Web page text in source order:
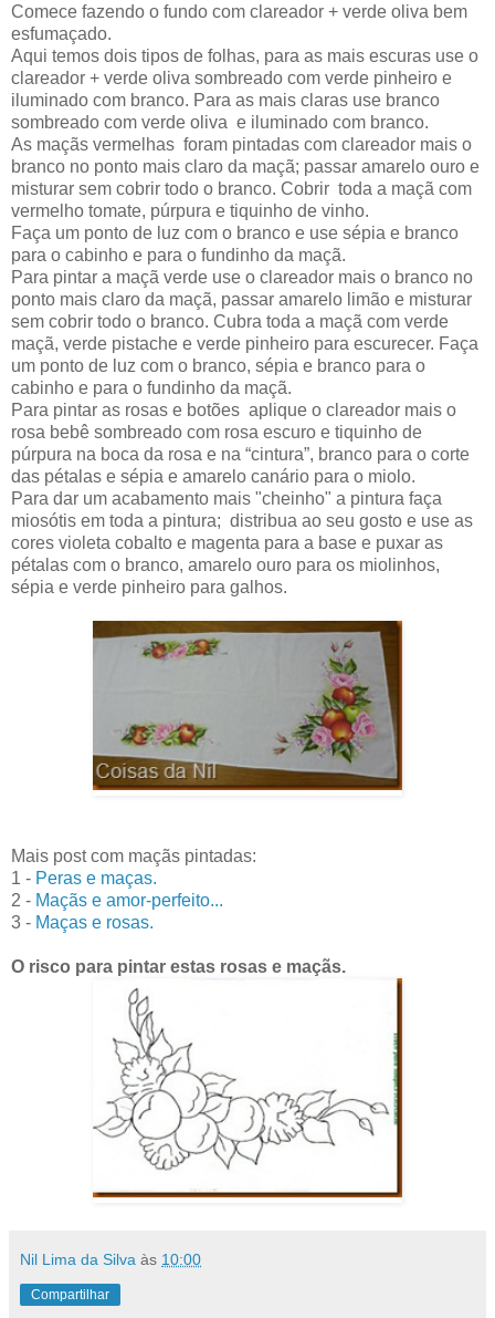
Comece fazendo o fundo com clareador + verde oliva bem
esfumaçado.
Aqui temos dois tipos de folhas, para as mais escuras use o
clareador + verde oliva sombreado com verde pinheiro e
iluminado com branco. Para as mais claras use branco
sombreado com verde oliva e iluminado com branco.
As maçãs vermelhas foram pintadas com clareador mais o
branco no ponto mais claro da maçã; passar amarelo ouro e
misturar sem cobrir todo o branco. Cobrir toda a maçã com
vermelho tomate, púrpura e tiquinho de vinho.
Faça um ponto de luz com o branco e use sépia e branco
para o cabinho e para o fundinho da maçã.
Para pintar a maçã verde use o clareador mais o branco no
ponto mais claro da maçã, passar amarelo limão e misturar
sem cobrir todo o branco. Cubra toda a maçã com verde
maçã, verde pistache e verde pinheiro para escurecer. Faça
um ponto de luz com o branco, sépia e branco para o
cabinho e para o fundinho da maçã.
Para pintar as rosas e botões aplique o clareador mais o
rosa bebê sombreado com rosa escuro e tiquinho de
púrpura na boca da rosa e na “cintura”, branco para o corte
das pétalas e sépia e amarelo canário para o miolo.
Para dar um acabamento mais "cheinho" a pintura faça
miosótis em toda a pintura; distribua ao seu gosto e use as
cores violeta cobalto e magenta para a base e puxar as
pétalas com o branco, amarelo ouro para os miolinhos,
sépia e verde pinheiro para galhos.
Mais post com maçãs pintadas:
1 - Peras e maças.
2 - Maçãs e amor-perfeito...
3 - Maças e rosas.
O risco para pintar estas rosas e maçãs.
Nil Lima da Silva às 10:00
Compartilhar